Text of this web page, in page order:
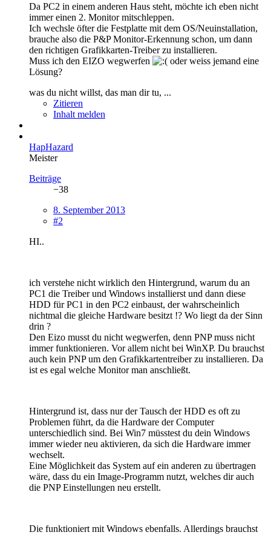
Da PC2 in einem anderen Haus steht, möchte ich eben nicht
immer einen 2. Monitor mitschleppen.
Ich wechsle öfter die Festplatte mit dem OS/Neuinstallation,
brauche also die P&P Monitor-Erkennung schon, um dann
den richtigen Grafikkarten-Treiber zu installieren.
Muss ich den EIZO wegwerfen
oder weiss jemand eine
Lösung?
was du nicht willst, das man dir tu, ...
Zitieren
Inhalt melden
HapHazard
Meister
Beiträge
−38
8. September 2013
#2
HI..
ich verstehe nicht wirklich den Hintergrund, warum du an
PC1 die Treiber und Windows installierst und dann diese
HDD für PC1 in den PC2 einbaust, der wahrscheinlich
nichtmal die gleiche Hardware besitzt !? Wo liegt da der Sinn
drin ?
Den Eizo musst du nicht wegwerfen, denn PNP muss nicht
immer funktionieren. Vor allem nicht bei WinXP. Du brauchst
auch kein PNP um den Grafikkartentreiber zu installieren. Da
ist es egal welche Monitor man anschließt.
Hintergrund ist, dass nur der Tausch der HDD es oft zu
Problemen führt, da die Hardware der Computer
unterschiedlich sind. Bei Win7 müsstest du dein Windows
immer wieder neu aktivieren, da sich die Hardware immer
wechselt.
Eine Möglichkeit das System auf ein anderen zu übertragen
wäre, dass du ein Image-Programm nutzt, welches dir auch
die PNP Einstellungen neu erstellt.
Die funktioniert mit Windows ebenfalls. Allerdings brauchst